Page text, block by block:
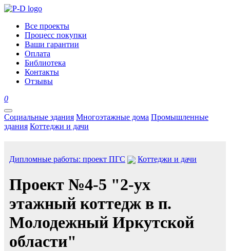
Все проекты
Процесс покупки
Ваши гарантии
Оплата
Библиотека
Контакты
Отзывы
0
Социальные здания Многоэтажные дома Промышленные
здания Коттеджи и дачи
Дипломные работы: проект ПГС Коттеджи и дачи
Проект №4-5 "2-ух
этажный коттедж в п.
Молодежный Иркутской
области"